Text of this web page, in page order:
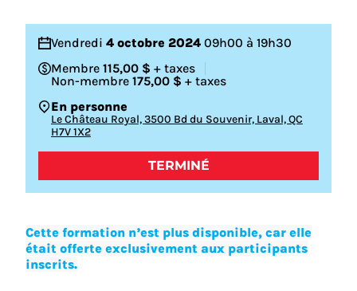
Vendredi 4 octobre 2024 09h00 à 19h30
Membre 115,00 $ + taxes
Non-membre 175,00 $ + taxes
En personne
Le Château Royal, 3500 Bd du Souvenir, Laval, QC
H7V 1X2
TERMINÉ
Cette formation n’est plus disponible, car elle
était offerte exclusivement aux participants
inscrits.